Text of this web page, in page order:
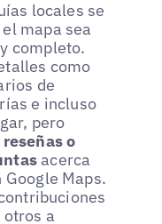
locales se
mapa sea
completo.
como
de
e incluso
pero
o
acerca
Google Maps.
otros a